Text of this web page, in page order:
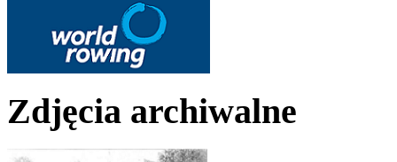
Zdjęcia archiwalne